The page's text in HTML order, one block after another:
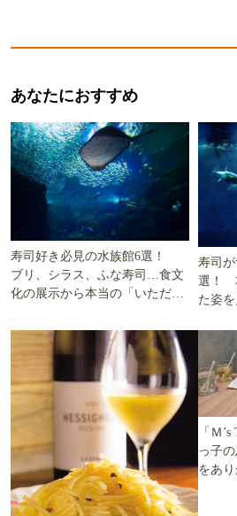
あなたにおすすめ
寿司好き必見の水族館6選！
ブリ、シラス、ふな寿司…食文
化の展示から本当の「いただき
寿司
選！
た姿
「Ｍ’s Table」さんへ。アレルギー
っ子
をあり